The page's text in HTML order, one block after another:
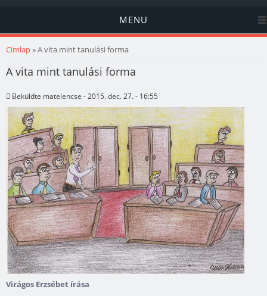
MENU
Jelenlegi hely
Címlap» A vita mint tanulási forma
A vita mint tanulási forma
Beküldte matelencse - 2015. dec. 27. - 16:55
Virágos Erzsébet írása